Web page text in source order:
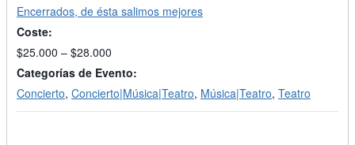
Encerrados, de ésta salimos mejores
Coste:
$25.000 – $28.000
Categorías de Evento:
Concierto, Concierto|Música|Teatro, Música|Teatro, Teatro